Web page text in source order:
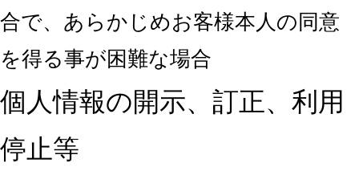
合で、あらかじめお客様本人の同意
を得る事が困難な場合
個人情報の開示、訂正、利用
停止等